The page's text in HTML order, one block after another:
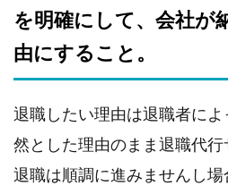
を明確にして、会社が
由にすること。
退職したい理由は退職者に
然とした理由のまま退職代
退職は順調に進みませんし